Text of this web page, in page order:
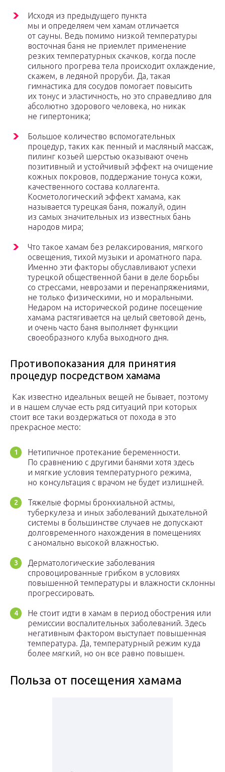
Исходя из предыдущего пункта
мы и определяем чем хамам отличается
от сауны. Ведь помимо низкой температуры
восточная баня не приемлет применение
резких температурных скачков, когда после
сильного прогрева тела происходит охлаждение,
скажем, в ледяной проруби. Да, такая
гимнастика для сосудов помогает повысить
их тонус и эластичность, но это справедливо для
абсолютно здорового человека, но никак
не гипертоника;
Большое количество вспомогательных
процедур, таких как пенный и масляный массаж,
пилинг козьей шерстью оказывают очень
позитивный и устойчивый эффект на очищение
кожных покровов, поддержание тонуса кожи,
качественного состава коллагента.
Косметологический эффект хамама, как
называется турецкая баня, пожалуй, один
из самых значительных из известных бань
народов мира;
Что такое хамам без релаксирования, мягкого
освещения, тихой музыки и ароматного пара.
Именно эти факторы обуславливают успехи
турецкой общественной бани в деле борьбы
со стрессами, неврозами и перенапряжениями,
не только физическими, но и моральными.
Недаром на исторической родине посещение
хамама растягивается на целый световой день,
и очень часто баня выполняет функции
своеобразного клуба выходного дня.
Противопоказания для принятия
процедур посредством хамама
Как известно идеальных вещей не бывает, поэтому
и в нашем случае есть ряд ситуаций при которых
стоит все таки воздержаться от похода в это
прекрасное место:
Нетипичное протекание беременности.
По сравнению с другими банями хотя здесь
и мягкие условия температурного режима,
но консультация с врачом не будет излишней.
Тяжелые формы бронхиальной астмы,
туберкулеза и иных заболеваний дыхательной
системы в большинстве случаев не допускают
долговременного нахождения в помещениях
с аномально высокой влажностью.
Дерматологические заболевания
спровоцированные грибком в условиях
повышенной температуры и влажности склонны
прогрессировать.
Не стоит идти в хамам в период обострения или
ремиссии воспалительных заболеваний. Здесь
негативным фактором выступает повышенная
температура. Да, температурный режим куда
более мягкий, но он все равно повышен.
Польза от посещения хамама